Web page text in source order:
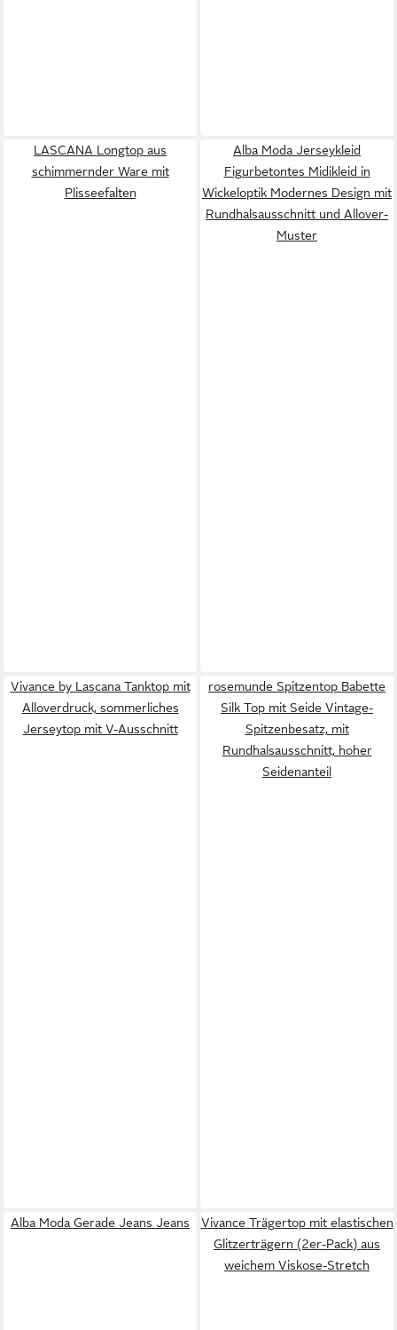
LASCANA Longtop aus
schimmernder Ware mit
Plisseefalten
Alba Moda Jerseykleid
Figurbetontes Midikleid in
Wickeloptik Modernes Design mit
Rundhalsausschnitt und Allover-
Muster
Vivance by Lascana Tanktop mit
Alloverdruck, sommerliches
Jerseytop mit V-Ausschnitt
rosemunde Spitzentop Babette
Silk Top mit Seide Vintage-
Spitzenbesatz, mit
Rundhalsausschnitt, hoher
Seidenanteil
Alba Moda Gerade Jeans Jeans
Vivance Trägertop mit elastischen
Glitzerträgern (2er-Pack) aus
weichem Viskose-Stretch